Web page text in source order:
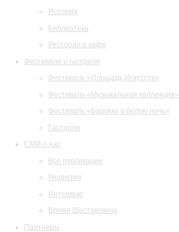
История
Библиотека
Ресторан и кафе
Фестивали и гастроли
Фестиваль «Площадь Искусств»
Фестиваль «Музыкальная коллекция»
Фестиваль «Барокко в белую ночь»
Гастроли
СМИ о нас
Все публикации
Рецензии
Интервью
Время Шостаковича
Партнеры